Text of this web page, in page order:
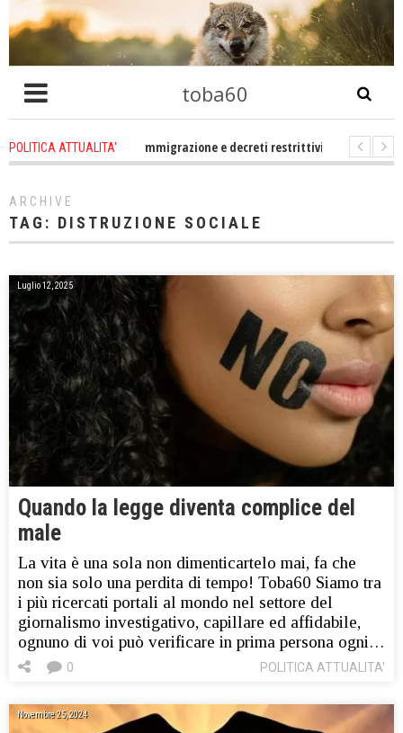
toba60
POLITICA ATTUALITA'
che problema immigrazione e decreti restrittivi della libertà sociale e
ARCHIVE
TAG: DISTRUZIONE SOCIALE
Luglio 12, 2025
Quando la legge diventa complice del
male
La vita è una sola non dimenticartelo mai, fa che
non sia solo una perdita di tempo! Toba60 Siamo tra
i più ricercati portali al mondo nel settore del
giornalismo investigativo, capillare ed affidabile,
ognuno di voi può verificare in prima persona ogni…
POLITICA ATTUALITA'
0
Novembre 25, 2024